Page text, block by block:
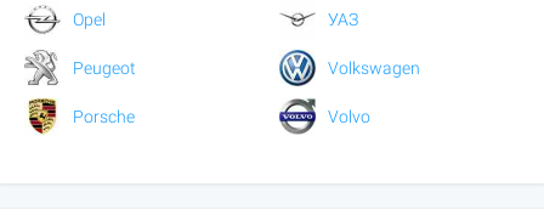
Opel
Peugeot
Porsche
УАЗ
Volkswagen
Volvo